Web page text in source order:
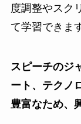
度調整やスク
て学習できま
スピーチのジ
ート、テクノ
豊富なため、